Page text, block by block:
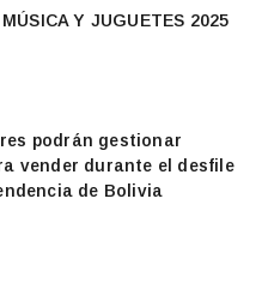
Y JUGUETES 2025
podrán gestionar
vender durante el desfile
de Bolivia